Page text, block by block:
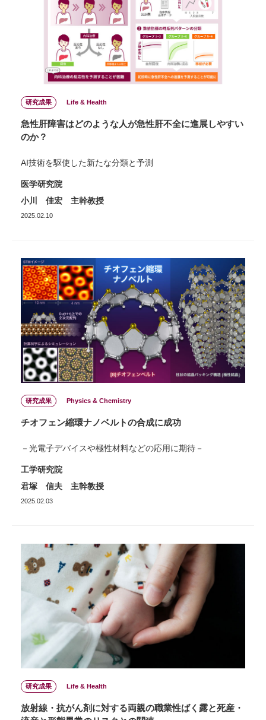
研究成果 Life & Health
急性肝障害はどのような人が急性肝不全に進展しやすい
のか？
AI技術を駆使した新たな分類と予測
医学研究院
小川 佳宏 主幹教授
2025.02.10
研究成果 Physics & Chemistry
チオフェン縮環ナノベルトの合成に成功
－光電子デバイスや極性材料などの応用に期待－
工学研究院
君塚 信夫 主幹教授
2025.02.03
研究成果 Life & Health
放射線・抗がん剤に対する両親の職業性ばく露と死産・